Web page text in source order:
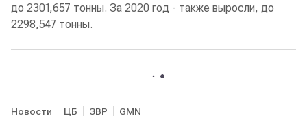
до 2301,657 тонны. За 2020 год - также выросли, до
2298,547 тонны.
Новости ЦБ ЗВР GMN